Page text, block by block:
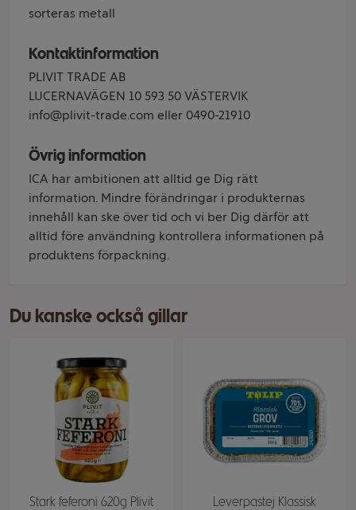
sorteras metall
Kontaktinformation
PLIVIT TRADE AB
LUCERNAVÄGEN 10 593 50 VÄSTERVIK
info@plivit-trade.com eller 0490-21910
Övrig information
ICA har ambitionen att alltid ge Dig rätt
information. Mindre förändringar i produkternas
innehåll kan ske över tid och vi ber Dig därför att
alltid före användning kontrollera informationen på
produktens förpackning.
Du kanske också gillar
Stark feferoni 620g Plivit
Leverpastej Klassisk